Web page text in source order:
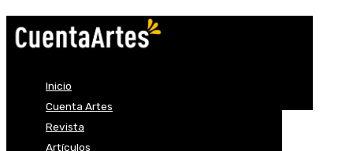
Inicio
Cuenta Artes
Revista
Artículos